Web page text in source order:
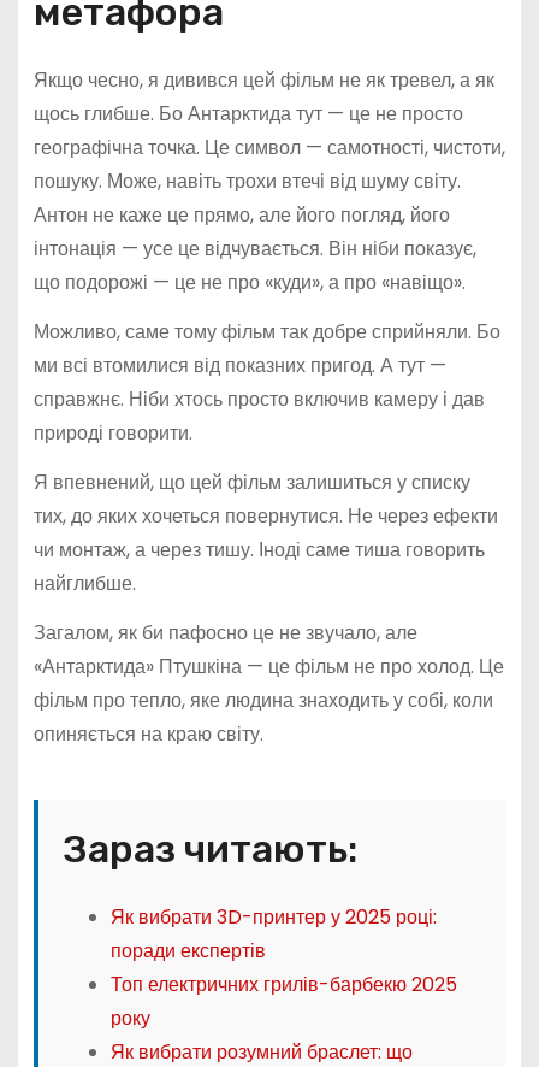
метафора
Якщо чесно, я дивився цей фільм не як тревел, а як
щось глибше. Бо Антарктида тут — це не просто
географічна точка. Це символ — самотності, чистоти,
пошуку. Може, навіть трохи втечі від шуму світу.
Антон не каже це прямо, але його погляд, його
інтонація — усе це відчувається. Він ніби показує,
що подорожі — це не про «куди», а про «навіщо».
Можливо, саме тому фільм так добре сприйняли. Бо
ми всі втомилися від показних пригод. А тут —
справжнє. Ніби хтось просто включив камеру і дав
природі говорити.
Я впевнений, що цей фільм залишиться у списку
тих, до яких хочеться повернутися. Не через ефекти
чи монтаж, а через тишу. Іноді саме тиша говорить
найглибше.
Загалом, як би пафосно це не звучало, але
«Антарктида» Птушкіна — це фільм не про холод. Це
фільм про тепло, яке людина знаходить у собі, коли
опиняється на краю світу.
Зараз читають:
Як вибрати 3D-принтер у 2025 році:
поради експертів
Топ електричних грилів-барбекю 2025
року
Як вибрати розумний браслет: що